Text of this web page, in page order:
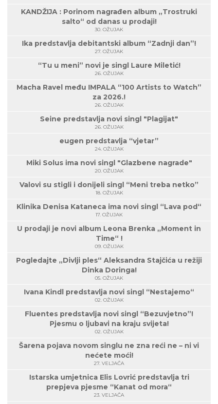
KANDŽIJA : Porinom nagrađen album „Trostruki
salto“ od danas u prodaji!
30. OŽUJAK
Ika predstavlja debitantski album “Zadnji dan”!
27. OŽUJAK
“Tu u meni” novi je singl Laure Miletić!
26. OŽUJAK
Macha Ravel među IMPALA “100 Artists to Watch”
za 2026.!
26. OŽUJAK
Seine predstavlja novi singl "Plagijat"
26. OŽUJAK
eugen predstavlja “vjetar”
24. OŽUJAK
Miki Solus ima novi singl "Glazbene nagrade"
20. OŽUJAK
Valovi su stigli i donijeli singl “Meni treba netko”
18. OŽUJAK
Klinika Denisa Kataneca ima novi singl “Lava pod“
17. OŽUJAK
U prodaji je novi album Leona Brenka „Moment in
Time“ !
09. OŽUJAK
Pogledajte „Divlji ples“ Aleksandra Stajčića u režiji
Dinka Doringa!
05. OŽUJAK
Ivana Kindl predstavlja novi singl “Nestajemo“
02. OŽUJAK
Fluentes predstavlja novi singl “Bezuvjetno”!
Pjesmu o ljubavi na kraju svijeta!
02. OŽUJAK
Šarena pojava novom singlu ne zna reći ne – ni vi
nećete moći!
27. VELJAČA
Istarska umjetnica Elis Lovrić predstavlja tri
prepjeva pjesme “Kanat od mora“
23. VELJAČA